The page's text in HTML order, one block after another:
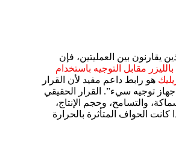
يقارنون بين العمليتين، فإن
بالليزر مقابل التوجيه باستخدام
هو رابط داعم مفيد لأن القرار
جهاز توجيه سيء”. القرار الحقيقي
والتسامح، وحجم الإنتاج،
الحواف المتأثرة بالحرارة